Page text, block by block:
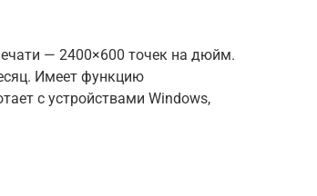
— 2400×600 точек на дюйм.
Имеет функцию
с устройствами Windows,